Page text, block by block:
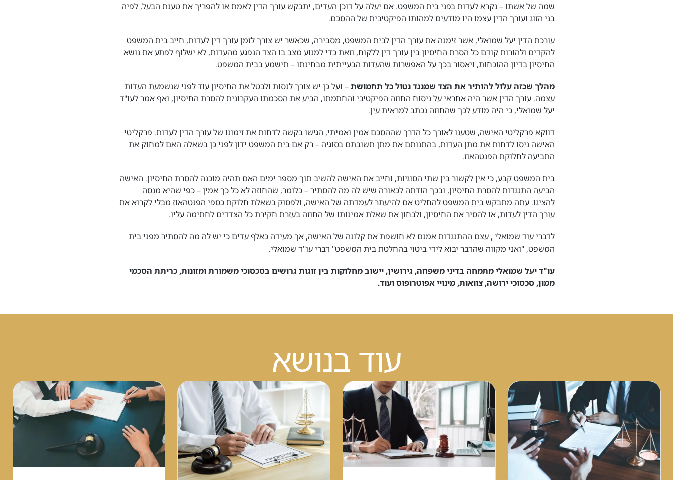
שמה של אשתו – נקרא לעדות בפני בית המשפט. אם יעלה על דוכן העדים, יתבקש עורך הדין לאמת או להפריך את טענת הבעל, לפיה
בני הזוג ועורך הדין עצמו היו מודעים למהותו הפיקטיבית של ההסכם.
עורכת הדין יעל שמואלי, אשר זימנה את עורך הדין לבית המשפט, מסבירה, שכאשר יש צורך לזמן עורך דין לעדות, חייב בית המשפט
להקדים ולהורות קודם כל הסרת החיסיון בין עורך דין ללקוח, וזאת כדי למנוע מצב בו הצד הנפגע מהעדות, לא ישלוף לפתע את נושא
החיסיון בדיון ההוכחות, ויאסור בכך על האפשרות שהעדות הבעייתית מבחינתו – תישמע בבית המשפט.
מהלך שכזה עלול להותיר את הצד שמנגד נטול כל תחמושת– ועל כן יש צורך לנסות ולבטל את החיסיון עוד לפני שנשמעת העדות
עצמה. עורך הדין אשר היה אחראי על ניסוח החוזה הפיקטיבי והחתמתו, הביע את הסכמתו העקרונית להסרת החיסיון, ואף אמר לעו"ד
יעל שמואלי, כי היה מודע לכך שהחוזה נכתב למראית עין.
דווקא פרקליטי האישה, שטענו לאורך כל הדרך שההסכם אמין ואמיתי, הגישו בקשה לדחות את זימונו של עורך הדין לעדות. פרקליטי
האישה ניסו לדחות את מתן העדות, בהתנותם את מתן תשובתם בסוגיה – רק אם בית המשפט ידון לפני כן בשאלה האם למחוק את
התביעה לחלוקת הפנטהאוז.
בית המשפט קבע, כי אין לקשור בין שתי הסוגיות, וחייב את האישה להשיב תוך מספר ימים האם תהיה מוכנה להסרת החיסיון. האישה
הביעה התנגדות להסרת החיסיון, ובכך הודתה לכאורה שיש לה מה להסתיר – כלומר, שהחוזה לא כל כך אמין – כפי שהיא מנסה
להציגו. עתה מתבקש בית המשפט להחליט אם להיעתר לעמדתה של האישה, ולפסוק בשאלת חלוקת כספי הפנטהאוז מבלי לקרוא את
עורך הדין לעדות, או להסיר את החיסיון, ולבחון את שאלת אמינותו של החוזה בעזרת חקירת כל הצדדים לחתימה עליו.
לדברי עוד שמואלי , עצם ההתנגדות אמנם לא חושפת את קלונה של האישה, אך מעידה כאלף עדים כי יש לה מה להסתיר מפני בית
המשפט, "ואני מקווה שהדבר יבוא לידי ביטוי בהחלטת בית המשפט" דברי עו"ד שמואלי.
עו"ד יעל שמואלי מתמחה בדיני משפחה, גירושין, יישוב מחלוקות בין זוגות גרושים בסכסוכי משמורת ומזונות, כריתת הסכמי
ממון, סכסוכי ירושה, צוואות, מינויי אפוטרופוס ועוד.
עוד בנושא